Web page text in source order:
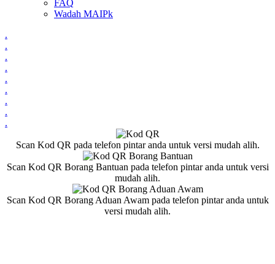
FAQ
Wadah MAIPk
.
.
.
.
.
.
.
.
.
Scan Kod QR pada telefon pintar anda untuk versi mudah alih.
Scan Kod QR Borang Bantuan pada telefon pintar anda untuk versi
mudah alih.
Scan Kod QR Borang Aduan Awam pada telefon pintar anda untuk
versi mudah alih.